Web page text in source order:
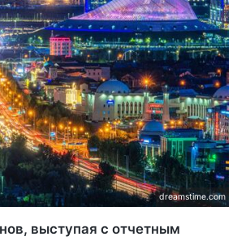
dreamstime.com
выступая с отчетным